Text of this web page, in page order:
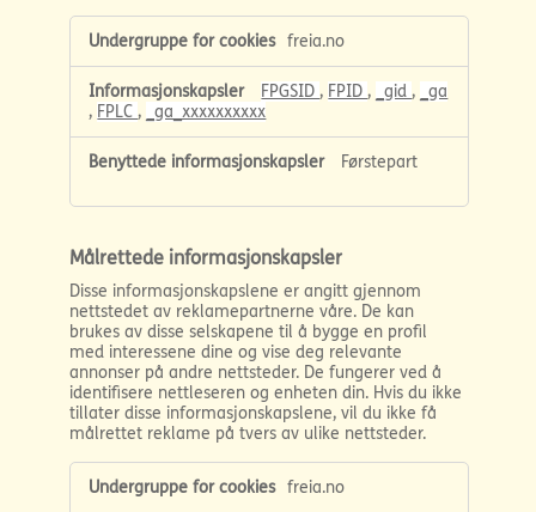
Ytelsesbaserte
informasjonskapsler
freia.no
FPGSID , FPID , _gid ,
_ga
, FPLC , _ga_xxxxxxxxxx
Førstepart
Målrettede informasjonskapsler
Disse informasjonskapslene er angitt gjennom
nettstedet av reklamepartnerne våre. De kan
brukes av disse selskapene til å bygge en profil
med interessene dine og vise deg relevante
annonser på andre nettsteder. De fungerer ved å
identifisere nettleseren og enheten din. Hvis du ikke
tillater disse informasjonskapslene, vil du ikke få
målrettet reklame på tvers av ulike nettsteder.
Målrettede
informasjonskapsler
freia.no